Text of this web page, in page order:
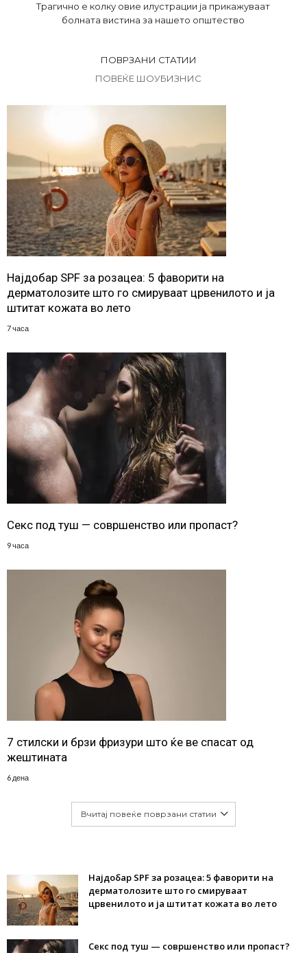
Трагично е колку овие илустрации ја прикажуваат
болната вистина за нашето општество
ПОВРЗАНИ СТАТИИ
ПОВЕЌЕ ШОУБИЗНИС
Најдобар SPF за розацеа: 5 фаворити на
дерматолозите што го смируваат црвенилото и ја
штитат кожата во лето
7 часа
Секс под туш — совршенство или пропаст?
9 часа
7 стилски и брзи фризури што ќе ве спасат од
жештината
6 дена
Вчитај повеќе поврзани статии
Најдобар SPF за розацеа: 5 фаворити на
дерматолозите што го смируваат
црвенилото и ја штитат кожата во лето
Секс под туш — совршенство или пропаст?